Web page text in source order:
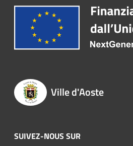
Ville d'Aoste
SUIVEZ-NOUS SUR